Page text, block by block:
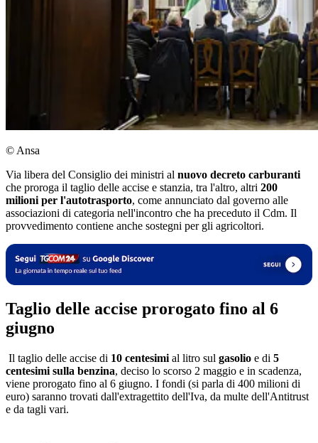
© Ansa
Via libera del Consiglio dei ministri al nuovo decreto carburanti
che proroga il taglio delle accise e stanzia, tra l'altro, altri 200
milioni per l'autotrasporto, come annunciato dal governo alle
associazioni di categoria nell'incontro che ha preceduto il Cdm. Il
provvedimento contiene anche sostegni per gli agricoltori.
Taglio delle accise prorogato fino al 6
giugno
Il taglio delle accise di 10 centesimi al litro sul gasolio e di 5
centesimi sulla benzina, deciso lo scorso 2 maggio e in scadenza,
viene prorogato fino al 6 giugno. I fondi (si parla di 400 milioni di
euro) saranno trovati dall'extragettito dell'Iva, da multe dell'Antitrust
e da tagli vari.